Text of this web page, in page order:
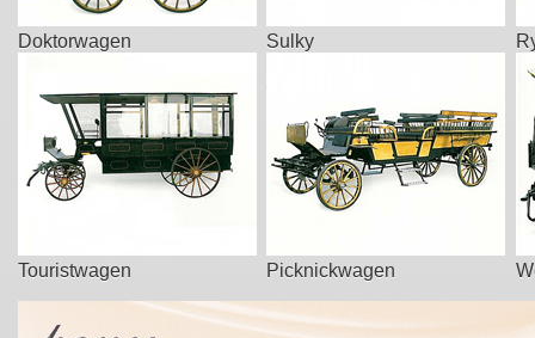
Doktorwagen Sulky
Touristwagen Picknickwagen